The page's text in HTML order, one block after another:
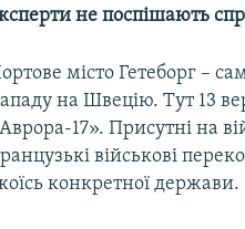
не поспішають
місто Гетеборг –
на Швецію. Тут 13
17». Присутні на
військові
конкретної держави.